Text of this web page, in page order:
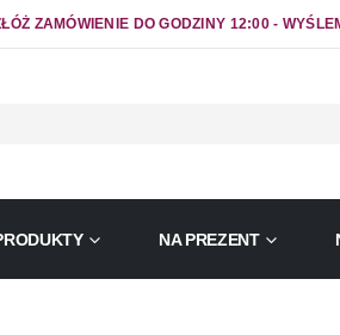
ZAMÓWIENIE DO GODZINY 12:00 -
NA PREZENT